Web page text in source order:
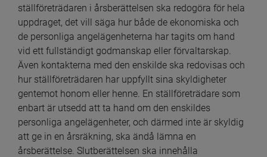
ställföreträdaren i årsberättelsen ska redogöra för hela
uppdraget, det vill säga hur både de ekonomiska och
de personliga angelägenheterna har tagits om hand
vid ett fullständigt godmanskap eller förvaltarskap.
Även kontakterna med den enskilde ska redovisas och
hur ställföreträdaren har uppfyllt sina skyldigheter
gentemot honom eller henne. En ställföreträdare som
enbart är utsedd att ta hand om den enskildes
personliga angelägenheter, och därmed inte är skyldig
att ge in en årsräkning, ska ändå lämna en
årsberättelse. Slutberättelsen ska innehålla